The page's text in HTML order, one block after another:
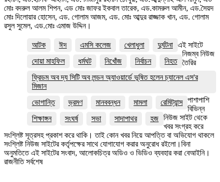
মোঃ বদরুল আলম শিপন, এড মোঃ জাফর ইকবাল তারেক, এড.কামরুল আমীন, এড.সৈয়দ
মোঃ দিলোয়ার হোসেন, এড. গোলাম আজম, এড. মোঃ আব্দুর রাজ্জাক খান, এড. গোলাম
রসুল সুমেল, এড.মোঃ এমাজ উদ্দিন।
আটক ঈদ এমসি কলেজ খেলাধুলা
দুর্ঘটনা
দোয়া মাহফিল
ধর্মঘট নিখোঁজ নির্বাচন
নিহত
ফ্রিডম অব দ্য সিটি অব লন্ডন অ্যাওয়ার্ডে ভূষিত হলেন চ্যানেল এস'র
মিজান
ভোগান্তি
ভ্রমণ মানববন্ধন মামলা
রেমিট্যান্স
শিক্ষাঙ্গন
সংঘর্ষ সভা সাদাপাথর হজ
এই সাইটে
নিজম্ব নিউজ
তৈরির
পাশাপাশি
বিভিন্ন
নিউজ সাইট থেকে
খবর সংগ্রহ করে
সংশ্লিষ্ট সূত্রসহ প্রকাশ করে থাকি। তাই কোন খবর নিয়ে আপত্তি বা অভিযোগ থাকলে
সংশ্লিষ্ট নিউজ সাইটের কর্তৃপক্ষের সাথে যোগাযোগ করার অনুরোধ রইলো।বিনা
অনুমতিতে এই সাইটের সংবাদ, আলোকচিত্র অডিও ও ভিডিও ব্যবহার করা বেআইনি।
রাজনীতি সর্বশেষ